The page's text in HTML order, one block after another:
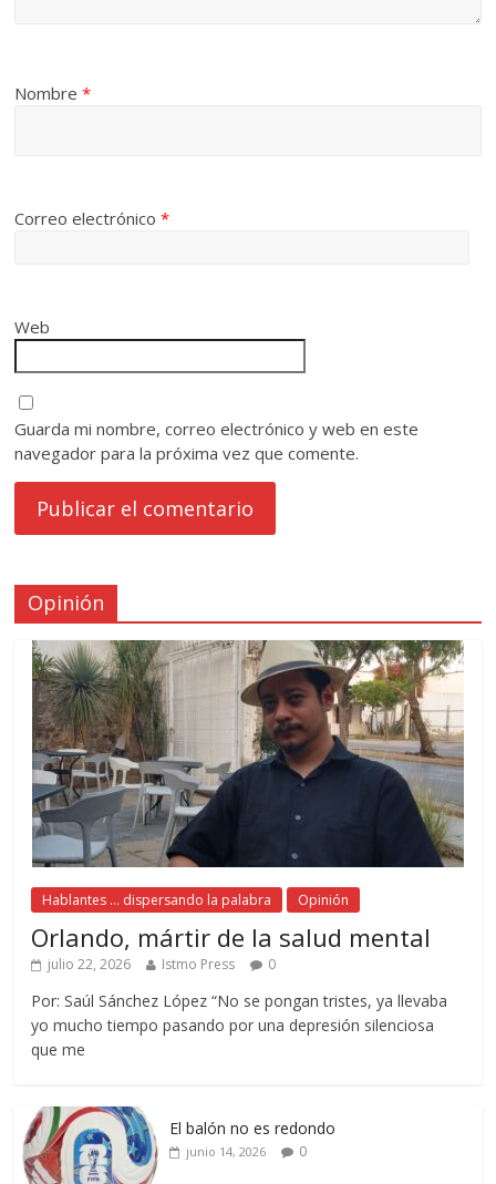
Nombre*
Correo electrónico*
Web
Guarda mi nombre, correo electrónico y web en este
navegador para la próxima vez que comente.
Opinión
Hablantes ... dispersando la palabra Opinión
Orlando, mártir de la salud mental
julio 22, 2026 Istmo Press 0
Por: Saúl Sánchez López “No se pongan tristes, ya llevaba
yo mucho tiempo pasando por una depresión silenciosa
que me
El balón no es redondo
junio 14, 2026 0